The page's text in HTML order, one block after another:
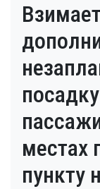
местах
пункту